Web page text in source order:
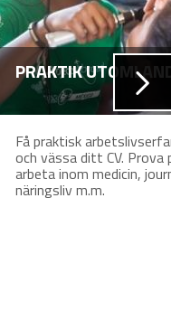
PRAKTIK
Få praktisk
och vässa ditt CV. Prova
arbeta inom medicin,
näringsliv m.m.